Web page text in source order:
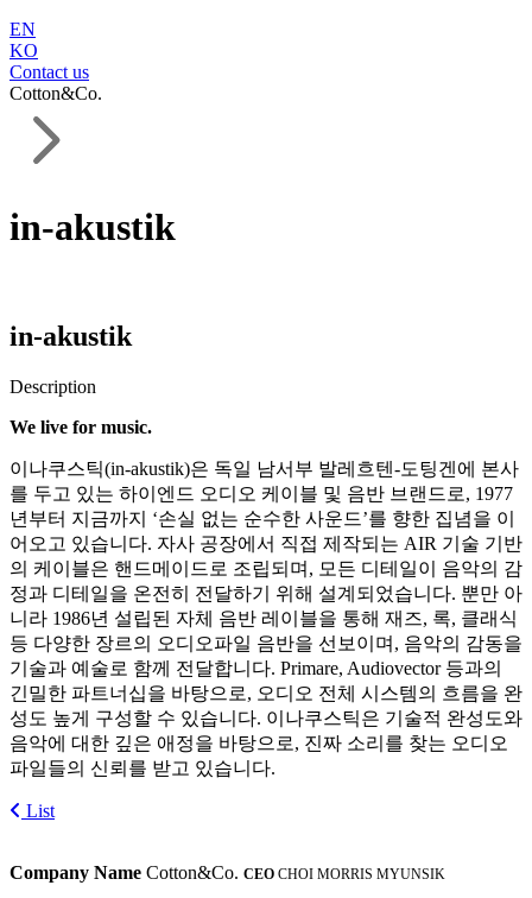
EN
KO
Contact us
Cotton&Co.
in-akustik
in-akustik
Description
We live for music.
이나쿠스틱(in-akustik)은 독일 남서부 발레흐텐-도팅겐에 본사
를 두고 있는 하이엔드 오디오 케이블 및 음반 브랜드로, 1977
년부터 지금까지 ‘손실 없는 순수한 사운드’를 향한 집념을 이
어오고 있습니다. 자사 공장에서 직접 제작되는 AIR 기술 기반
의 케이블은 핸드메이드로 조립되며, 모든 디테일이 음악의 감
정과 디테일을 온전히 전달하기 위해 설계되었습니다. 뿐만 아
니라 1986년 설립된 자체 음반 레이블을 통해 재즈, 록, 클래식
등 다양한 장르의 오디오파일 음반을 선보이며, 음악의 감동을
기술과 예술로 함께 전달합니다. Primare, Audiovector 등과의
긴밀한 파트너십을 바탕으로, 오디오 전체 시스템의 흐름을 완
성도 높게 구성할 수 있습니다. 이나쿠스틱은 기술적 완성도와
음악에 대한 깊은 애정을 바탕으로, 진짜 소리를 찾는 오디오
파일들의 신뢰를 받고 있습니다.
List
Company Name Cotton&Co. CEO CHOI MORRIS MYUNSIK